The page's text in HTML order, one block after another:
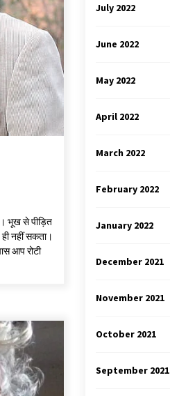
भूख से पीड़ित
नहीं सकता।
आप रोटी
July 2022
June 2022
May 2022
April 2022
March 2022
February 2022
January 2022
December 2021
November 2021
October 2021
September 2021